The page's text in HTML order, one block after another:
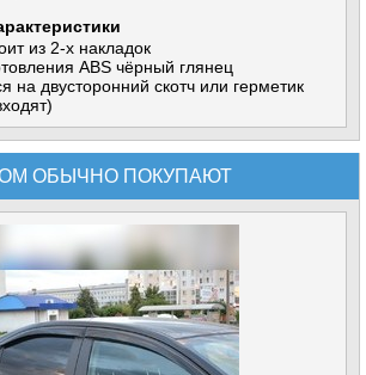
из 2-х накладок
ABS чёрный глянец
на двусторонний скотч или герметик
ОБЫЧНО ПОКУПАЮТ